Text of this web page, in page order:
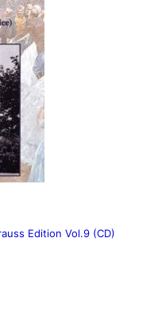
Edition Vol.9 (CD)